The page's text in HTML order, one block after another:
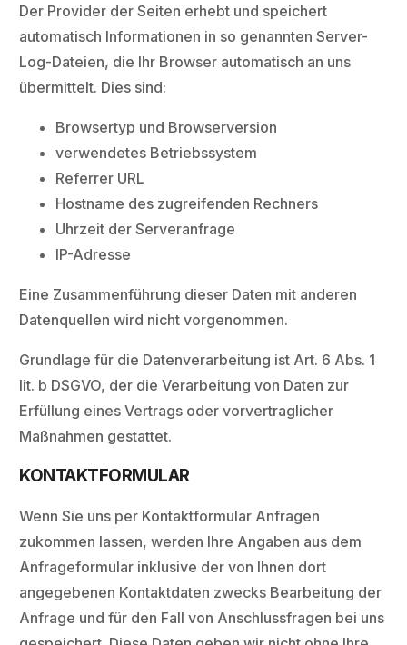
Der Provider der Seiten erhebt und speichert
automatisch Informationen in so genannten Server-
Log-Dateien, die Ihr Browser automatisch an uns
übermittelt. Dies sind:
Browsertyp und Browserversion
verwendetes Betriebssystem
Referrer URL
Hostname des zugreifenden Rechners
Uhrzeit der Serveranfrage
IP-Adresse
Eine Zusammenführung dieser Daten mit anderen
Datenquellen wird nicht vorgenommen.
Grundlage für die Datenverarbeitung ist Art. 6 Abs. 1
lit. b DSGVO, der die Verarbeitung von Daten zur
Erfüllung eines Vertrags oder vorvertraglicher
Maßnahmen gestattet.
KONTAKTFORMULAR
Wenn Sie uns per Kontaktformular Anfragen
zukommen lassen, werden Ihre Angaben aus dem
Anfrageformular inklusive der von Ihnen dort
angegebenen Kontaktdaten zwecks Bearbeitung der
Anfrage und für den Fall von Anschlussfragen bei uns